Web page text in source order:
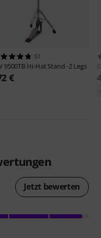
57
9500TB Hi-Hat Stand -2 Legs
€
Jetzt bewerten